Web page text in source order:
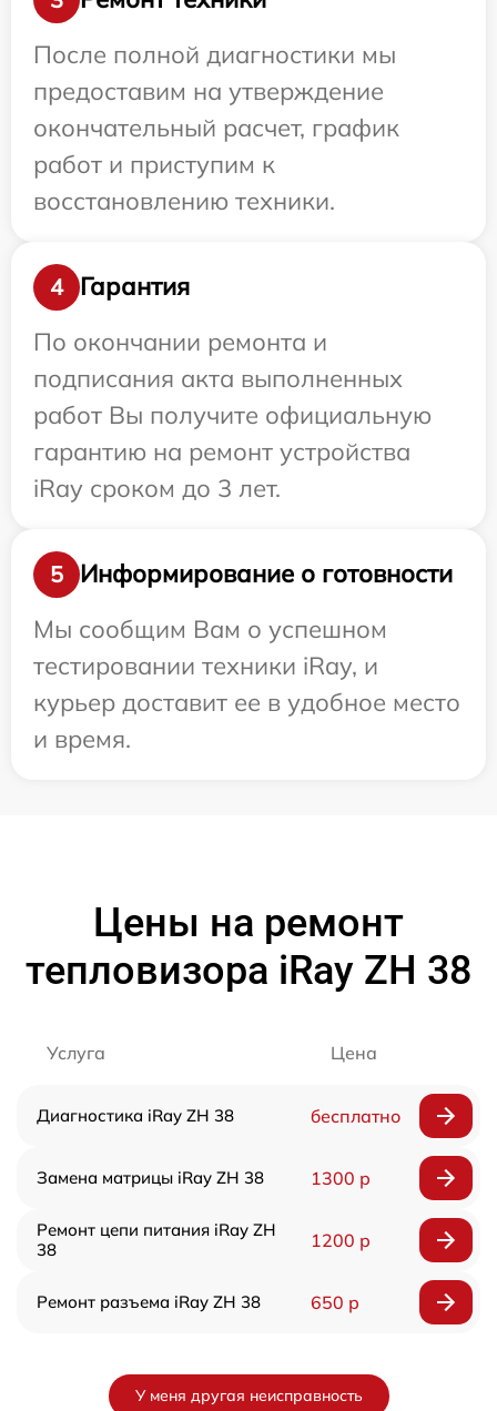
После полной диагностики мы
предоставим на утверждение
окончательный расчет, график
работ и приступим к
восстановлению техники.
4
Гарантия
По окончании ремонта и
подписания акта выполненных
работ Вы получите официальную
гарантию на ремонт устройства
iRay сроком до 3 лет.
5
Информирование о готовности
Мы сообщим Вам о успешном
тестировании техники iRay, и
курьер доставит ее в удобное место
и время.
Цены на ремонт
тепловизора iRay ZH 38
Услуга Цена
Диагностика iRay ZH 38 бесплатно
Замена матрицы iRay ZH 38 1300 р
Ремонт цепи питания iRay ZH
38
1200 р
Ремонт разъема iRay ZH 38 650 р
У меня другая неисправность